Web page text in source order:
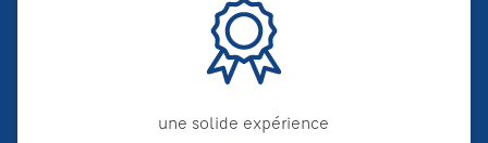
une solide expérience